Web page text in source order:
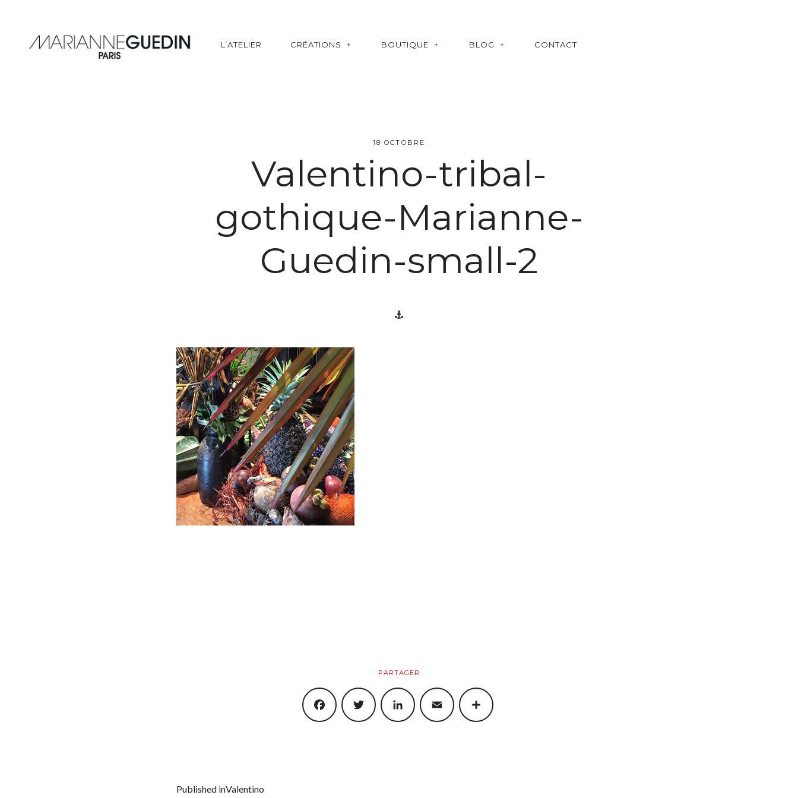
L’ATELIER CRÉATIONS BOUTIQUE BLOG CONTACT
18 OCTOBRE
Valentino-tribal-
gothique-Marianne-
Guedin-small-2
PARTAGER
FACEBOOKTWITTERLINKEDINEMAIL SHARE
Published inValentino